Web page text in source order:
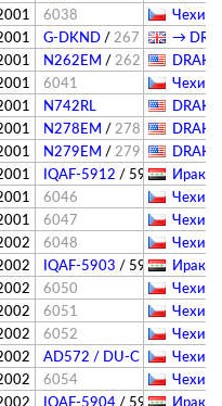
6038
Чехия
G-DKND / 267
→
N262EM / 262
6041
Чехия
N742RL
N278EM / 278
N279EM / 279
IQAF-5912 / 5912 Ирак -
6046
Чехия
6047
Чехия
6048
Чехия
IQAF-5903 / 5903 Ирак -
6050
Чехия
6051
Чехия
6052
Чехия
AD572 / DU-C /6053Чехия
6054
Чехия
IQAF-5904 / 5904 Ирак -